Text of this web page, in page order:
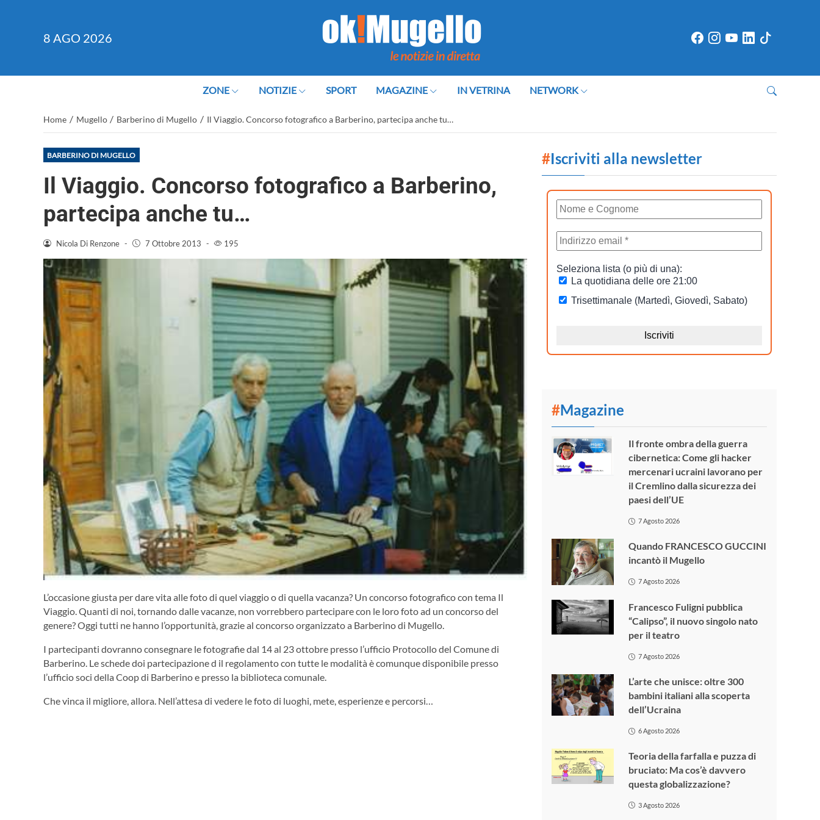
8 AGO 2026
ZONE NOTIZIE SPORT MAGAZINE IN VETRINA NETWORK
Home / Mugello / Barberino di Mugello / Il Viaggio. Concorso fotografico a Barberino, partecipa anche tu…
BARBERINO DI MUGELLO
Il Viaggio. Concorso fotografico a Barberino,
partecipa anche tu…
Nicola Di Renzone - 7 Ottobre 2013 - 195
L’occasione giusta per dare vita alle foto di quel viaggio o di quella vacanza? Un concorso fotografico con tema Il
Viaggio. Quanti di noi, tornando dalle vacanze, non vorrebbero partecipare con le loro foto ad un concorso del
genere? Oggi tutti ne hanno l’opportunità, grazie al concorso organizzato a Barberino di Mugello.
I partecipanti dovranno consegnare le fotografie dal 14 al 23 ottobre presso l’ufficio Protocollo del Comune di
Barberino. Le schede doi partecipazione d il regolamento con tutte le modalità è comunque disponibile presso
l’ufficio soci della Coop di Barberino e presso la biblioteca comunale.
Che vinca il migliore, allora. Nell’attesa di vedere le foto di luoghi, mete, esperienze e percorsi…
#Iscriviti alla newsletter
#Magazine
Il fronte ombra della guerra
cibernetica: Come gli hacker
mercenari ucraini lavorano per
il Cremlino dalla sicurezza dei
paesi dell’UE
7 Agosto 2026
Quando FRANCESCO GUCCINI
incantò il Mugello
7 Agosto 2026
Francesco Fuligni pubblica
“Calipso”, il nuovo singolo nato
per il teatro
7 Agosto 2026
L’arte che unisce: oltre 300
bambini italiani alla scoperta
dell’Ucraina
6 Agosto 2026
Teoria della farfalla e puzza di
bruciato: Ma cos’è davvero
questa globalizzazione?
3 Agosto 2026